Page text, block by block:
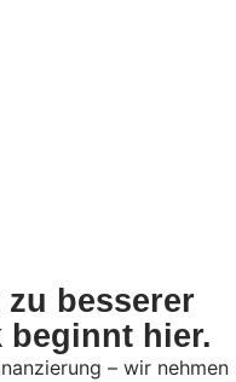
besserer
beginnt hier.
– wir nehmen